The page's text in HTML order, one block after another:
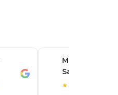
Marina
Santos
★★★★★